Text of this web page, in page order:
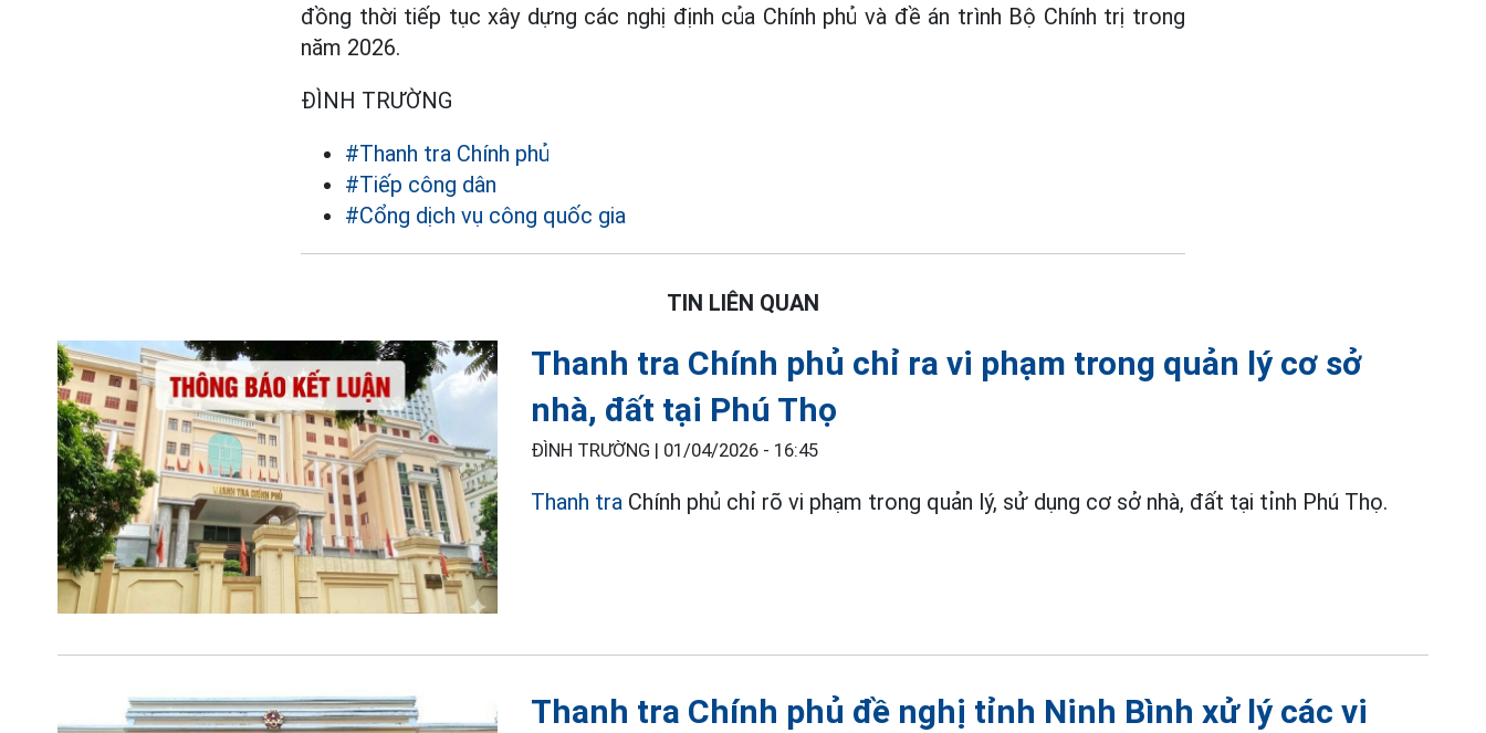
đồng thời tiếp tục xây dựng các nghị định của Chính phủ và đề án trình Bộ Chính trị trong
năm 2026.
ĐÌNH TRƯỜNG
#Thanh tra Chính phủ
#Tiếp công dân
#Cổng dịch vụ công quốc gia
TIN LIÊN QUAN
Thanh tra Chính phủ chỉ ra vi phạm trong quản lý cơ sở
nhà, đất tại Phú Thọ
ĐÌNH TRƯỜNG | 01/04/2026 - 16:45
Thanh tra Chính phủ chỉ rõ vi phạm trong quản lý, sử dụng cơ sở nhà, đất tại tỉnh Phú Thọ.
Thanh tra Chính phủ đề nghị tỉnh Ninh Bình xử lý các vi